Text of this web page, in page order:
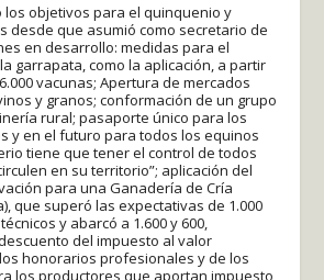
los objetivos para el quinquenio y
desde que asumió como secretario de
en desarrollo: medidas para el
garrapata, como la aplicación, a partir
vacunas; Apertura de mercados
y granos; conformación de un grupo
rural; pasaporte único para los
y en el futuro para todos los equinos
tiene que tener el control de todos
en su territorio”; aplicación del
para una Ganadería de Cría
que superó las expectativas de 1.000
y abarcó a 1.600 y 600,
del impuesto al valor
honorarios profesionales y de los
los productores que aportan impuesto